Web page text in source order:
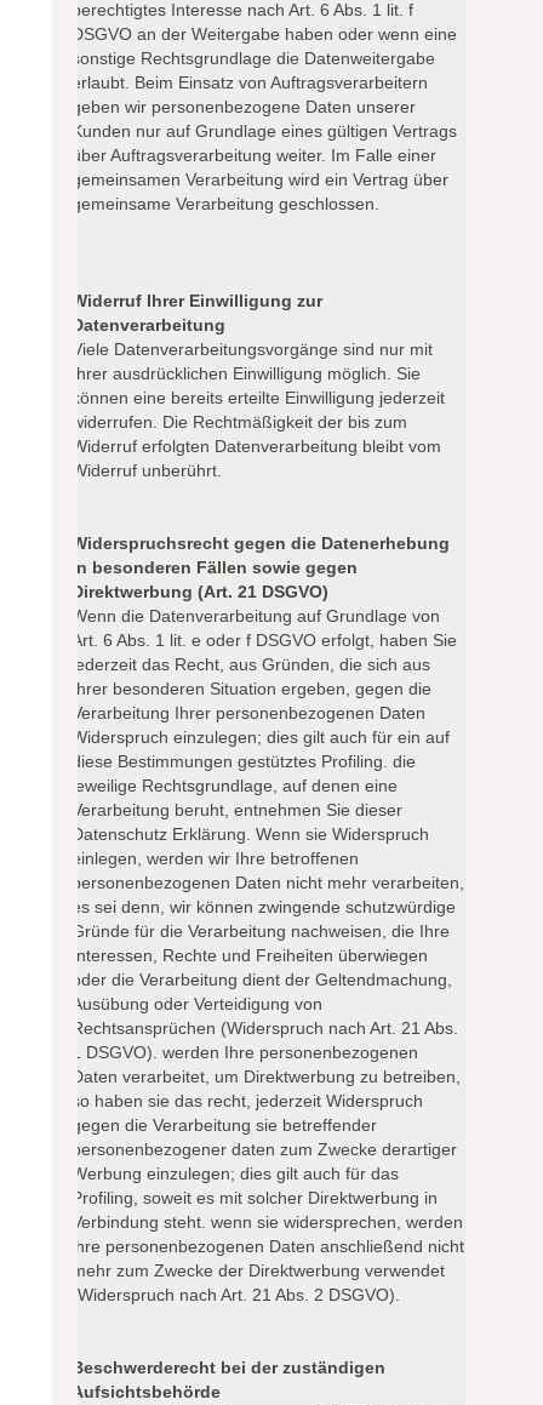
berechtigtes Interesse nach Art. 6 Abs. 1 lit. f
DSGVO an der Weitergabe haben oder wenn eine
sonstige Rechtsgrundlage die Datenweitergabe
erlaubt. Beim Einsatz von Auftragsverarbeitern
geben wir personenbezogene Daten unserer
Kunden nur auf Grundlage eines gültigen Vertrags
über Auftragsverarbeitung weiter. Im Falle einer
gemeinsamen Verarbeitung wird ein Vertrag über
gemeinsame Verarbeitung geschlossen.
Widerruf Ihrer Einwilligung zur
Datenverarbeitung
Viele Datenverarbeitungsvorgänge sind nur mit
Ihrer ausdrücklichen Einwilligung möglich. Sie
können eine bereits erteilte Einwilligung jederzeit
widerrufen. Die Rechtmäßigkeit der bis zum
Widerruf erfolgten Datenverarbeitung bleibt vom
Widerruf unberührt.
Widerspruchsrecht gegen die Datenerhebung
in besonderen Fällen sowie gegen
Direktwerbung (Art. 21 DSGVO)
Wenn die Datenverarbeitung auf Grundlage von
Art. 6 Abs. 1 lit. e oder f DSGVO erfolgt, haben Sie
jederzeit das Recht, aus Gründen, die sich aus
Ihrer besonderen Situation ergeben, gegen die
Verarbeitung Ihrer personenbezogenen Daten
Widerspruch einzulegen; dies gilt auch für ein auf
diese Bestimmungen gestütztes Profiling. die
jeweilige Rechtsgrundlage, auf denen eine
Verarbeitung beruht, entnehmen Sie dieser
Datenschutz Erklärung. Wenn sie Widerspruch
einlegen, werden wir Ihre betroffenen
personenbezogenen Daten nicht mehr verarbeiten,
es sei denn, wir können zwingende schutzwürdige
Gründe für die Verarbeitung nachweisen, die Ihre
Interessen, Rechte und Freiheiten überwiegen
oder die Verarbeitung dient der Geltendmachung,
Ausübung oder Verteidigung von
Rechtsansprüchen (Widerspruch nach Art. 21 Abs.
1 DSGVO). werden Ihre personenbezogenen
Daten verarbeitet, um Direktwerbung zu betreiben,
so haben sie das recht, jederzeit Widerspruch
gegen die Verarbeitung sie betreffender
personenbezogener daten zum Zwecke derartiger
Werbung einzulegen; dies gilt auch für das
Profiling, soweit es mit solcher Direktwerbung in
Verbindung steht. wenn sie widersprechen, werden
ihre personenbezogenen Daten anschließend nicht
mehr zum Zwecke der Direktwerbung verwendet
(Widerspruch nach Art. 21 Abs. 2 DSGVO).
Beschwerderecht bei der zuständigen
Aufsichtsbehörde